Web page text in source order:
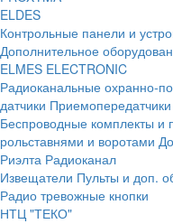
ELDES
Контрольные панели и
Дополнительное
ELMES ELECTRONIC
Радиоканальные охранно-
датчики
Беспроводные комплекты и
рольставнями и воротами
Риэлта Радиоканал
Извещатели Пульты и доп.
Радио тревожные кнопки
НТЦ "ТЕКО"